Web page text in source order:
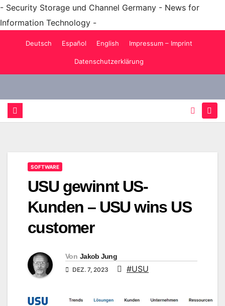
- Security Storage und Channel Germany - News for
Information Technology -
Deutsch Español English Impressum – Imprint
Datenschutzerklärung
SOFTWARE
USU gewinnt US-
Kunden – USU wins US
customer
Von Jakob Jung
DEZ. 7, 2023 #USU